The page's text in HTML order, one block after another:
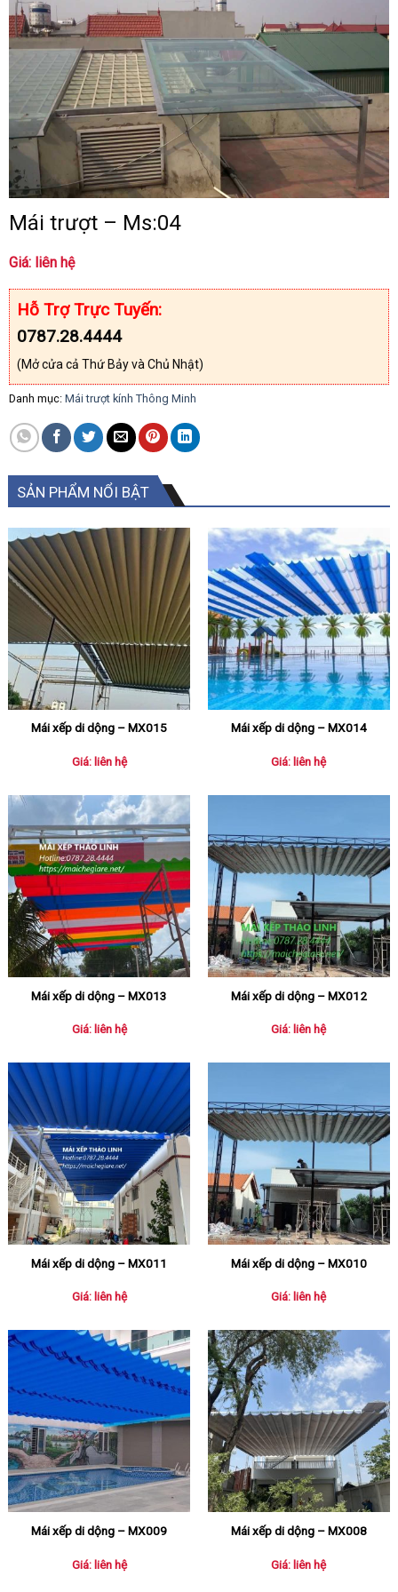
Mái trượt – Ms:04
Giá: liên hệ
Hỗ Trợ Trực Tuyến:
0787.28.4444
(Mở cửa cả Thứ Bảy và Chủ Nhật)
Danh mục: Mái trượt kính Thông Minh
SẢN PHẨM NỔI BẬT
Mái xếp di dộng – MX015
Giá: liên hệ
Mái xếp di dộng – MX014
Giá: liên hệ
Mái xếp di dộng – MX013
Giá: liên hệ
Mái xếp di dộng – MX012
Giá: liên hệ
Mái xếp di dộng – MX011
Giá: liên hệ
Mái xếp di dộng – MX010
Giá: liên hệ
Mái xếp di dộng – MX009
Giá: liên hệ
Mái xếp di dộng – MX008
Giá: liên hệ